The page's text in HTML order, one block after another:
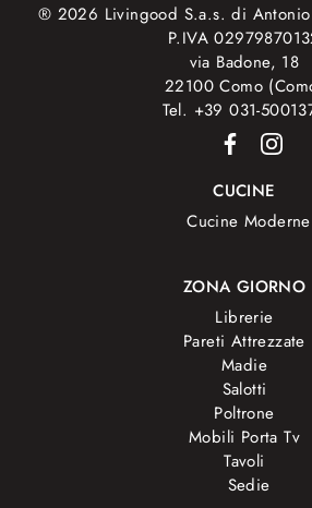
® 2026 Livingood S.a.s. di Antonio
P.IVA
via Badone, 18
22100 Como
Tel. +39 031-
CUCINE
Cucine Moderne
ZONA GIORNO
Librerie
Pareti Attrezzate
Madie
Salotti
Poltrone
Mobili Porta Tv
Tavoli
Sedie